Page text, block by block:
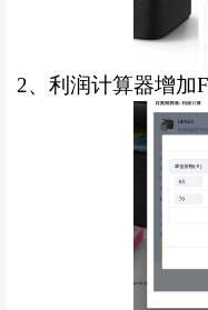
2、 利润计算器增加